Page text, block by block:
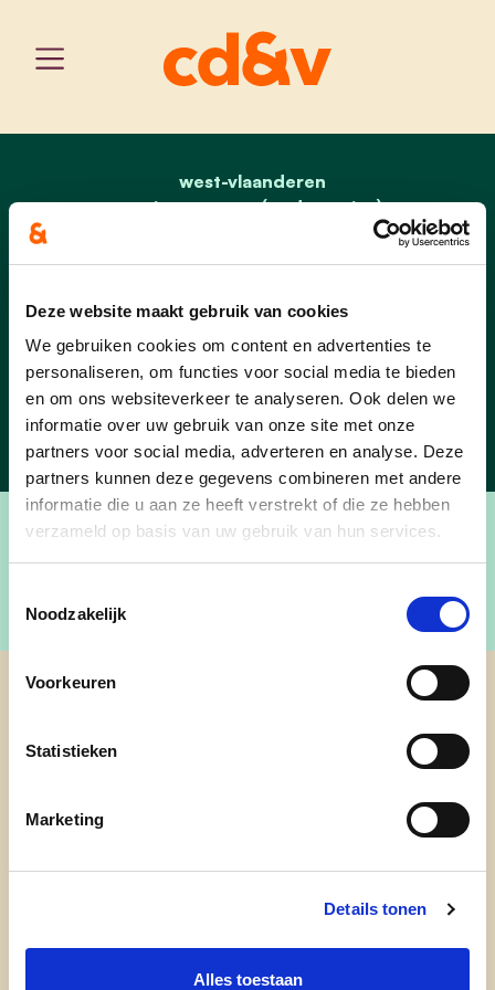
Deze website maakt gebruik van cookies
We gebruiken cookies om content en advertenties te
personaliseren, om functies voor social media te bieden
en om ons websiteverkeer te analyseren. Ook delen we
informatie over uw gebruik van onze site met onze
partners voor social media, adverteren en analyse. Deze
partners kunnen deze gegevens combineren met andere
informatie die u aan ze heeft verstrekt of die ze hebben
verzameld op basis van uw gebruik van hun services.
Noodzakelijk
Voorkeuren
Statistieken
Marketing
Details tonen
Alles toestaan
home
west-vlaanderen
pittem-egem (oude pagina)
verkiezingsprogramma 2018
een ondernemende
Een ondernemende
gemeente